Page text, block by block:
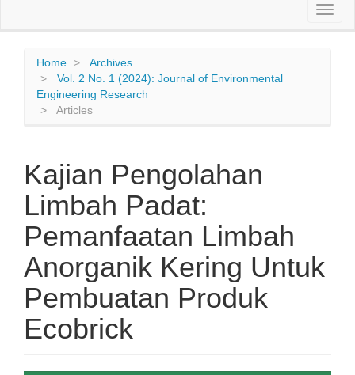
Home
Archives
Vol. 2 No. 1 (2024): Journal of Environmental
Engineering Research
Articles
Kajian Pengolahan
Limbah Padat:
Pemanfaatan Limbah
Anorganik Kering Untuk
Pembuatan Produk
Ecobrick